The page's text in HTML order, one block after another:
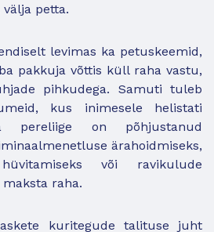
petta.
levimas ka petuskeemid,
pakkuja võttis küll raha vastu,
pihkudega. Samuti tuleb
kus inimesele helistati
pereliige on põhjustanud
ärahoidmiseks,
või ravikulude
raha.
kuritegude talituse juht